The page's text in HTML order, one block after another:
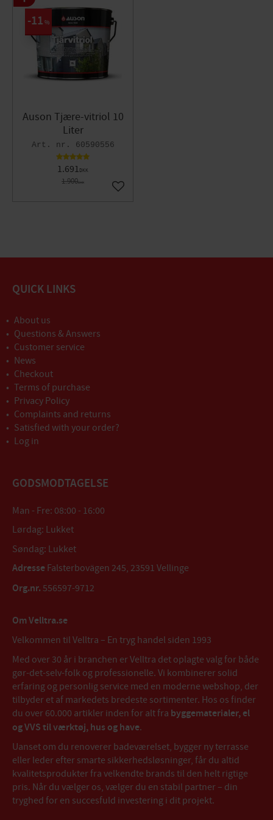
Auson Tjære-vitriol 10
Liter
60590556
1.691DKK
1.900DKK
11 %
Gem som favorit
QUICK LINKS
About us
Questions & Answers
Customer service
News
Checkout
Terms of purchase
Privacy Policy
Complaints and returns
Satisfied with your order?
Log in
GODSMODTAGELSE
Man - Fre: 08:00 - 16:00
Lørdag: Lukket
Søndag: Lukket
Adresse Falsterbovägen 245, 23591 Vellinge
Org.nr. 556597-9712
Om Velltra.se
Velkommen til Velltra – En tryg handel siden 1993
Med over 30 år i branchen er Velltra det oplagte valg for både
gør-det-selv-folk og professionelle. Vi kombinerer solid
erfaring og personlig service med en moderne webshop, der
tilbyder et af markedets bredeste sortimenter. Hos os finder
du over 60.000 artikler inden for alt fra byggematerialer, el
og VVS til værktøj, hus og have.
Uanset om du renoverer badeværelset, bygger ny terrasse
eller leder efter smarte sikkerhedsløsninger, får du altid
kvalitetsprodukter fra velkendte brands til den helt rigtige
pris. Når du vælger os, vælger du en stabil partner – din
tryghed for en succesfuld investering i dit projekt.